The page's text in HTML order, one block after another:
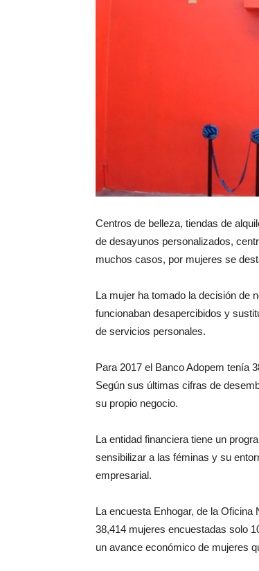
Centros de belleza, tiendas de
de desayunos personalizados,
muchos casos, por mujeres se
La mujer ha tomado la decisión de
funcionaban desapercibidos y
de servicios personales.
Para 2017 el Banco Adopem tenía
Según sus últimas cifras de
su propio negocio.
La entidad financiera tiene un
sensibilizar a las féminas y su
empresarial.
La encuesta Enhogar, de la
38,414 mujeres encuestadas solo
un avance económico de mujeres